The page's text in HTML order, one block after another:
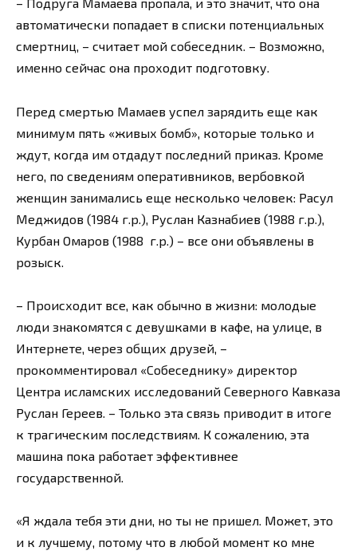
– Подруга Мамаева пропала, и это значит, что она
автоматически попадает в списки потенциальных
смертниц, – считает мой собеседник. – Возможно,
именно сейчас она проходит подготовку.
Перед смертью Мамаев успел зарядить еще как
минимум пять «живых бомб», которые только и
ждут, когда им отдадут последний приказ. Кроме
него, по сведениям оперативников, вербовкой
женщин занимались еще несколько человек: Расул
Меджидов (1984 г.р.), Руслан Казнабиев (1988 г.р.),
Курбан Омаров (1988 г.р.) – все они объявлены в
розыск.
– Происходит все, как обычно в жизни: молодые
люди знакомятся с девушками в кафе, на улице, в
Интернете, через общих друзей, –
прокомментировал «Собеседнику» директор
Центра исламских исследований Северного Кавказа
Руслан Гереев. – Только эта связь приводит в итоге
к трагическим последствиям. К сожалению, эта
машина пока работает эффективнее
государственной.
«Я ждала тебя эти дни, но ты не пришел. Может, это
и к лучшему, потому что в любой момент ко мне